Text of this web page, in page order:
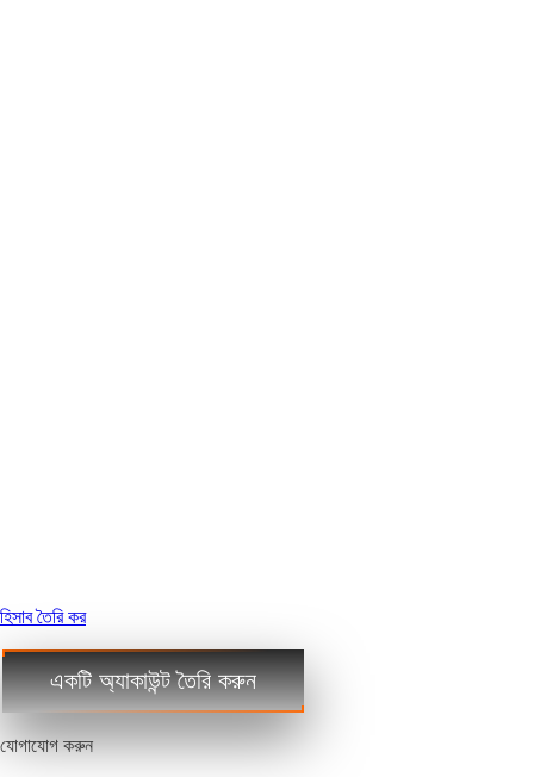
ধাপ 3বাণিজ্য
হিসাব তৈরি কর
একটি অ্যাকাউন্ট তৈরি করুন
যোগাযোগ করুন